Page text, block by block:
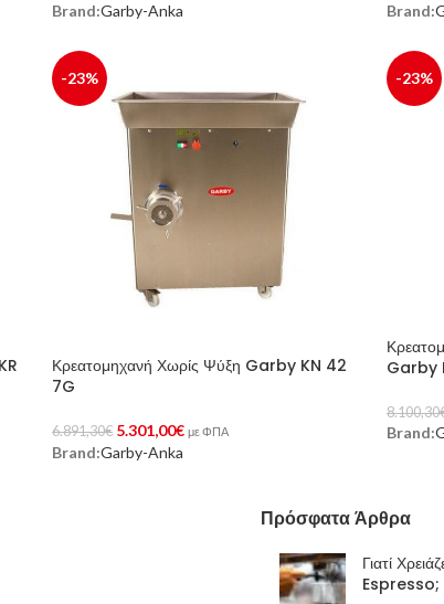
Προσθήκη Στο Καλάθι
Brand:Garby-Anka Brand:
-23%
Κρεατομηχανή Χωρίς Ψύξη Garby KN 42
7G
6.891,30€ 5.301,00€ με ΦΠΑ
Προσθήκη Στο Καλάθι
Brand:Garby-Anka
-23%
Garby
8.100,30
Brand:
Πρόσφατα Άρθρα
Γιατί
Espresso;